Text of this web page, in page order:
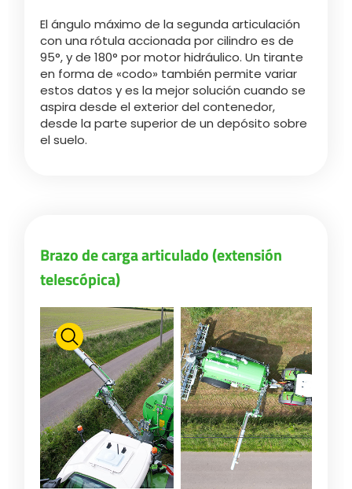
El ángulo máximo de la segunda articulación
con una rótula accionada por cilindro es de
95°, y de 180° por motor hidráulico. Un tirante
en forma de «codo» también permite variar
estos datos y es la mejor solución cuando se
aspira desde el exterior del contenedor,
desde la parte superior de un depósito sobre
el suelo.
Brazo de carga articulado (extensión
telescópica)